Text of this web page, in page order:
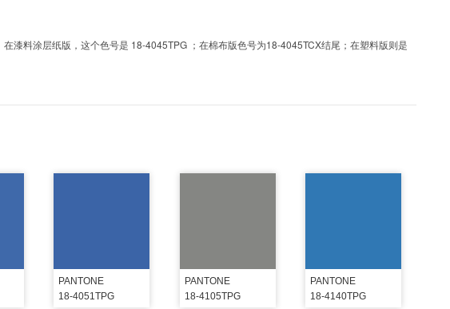
漆料涂层纸版，这个色号是 18-4045TPG ；在棉布版色号为18-4045TCX结尾；在塑料版则是
PANTONE
18-4051TPG
PANTONE
18-4105TPG
PANTONE
18-4140TPG